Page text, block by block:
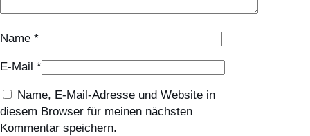
o
o
c
k
e
Name *
E-Mail *
Name, E-Mail-Adresse und Website in
diesem Browser für meinen nächsten
Kommentar speichern.